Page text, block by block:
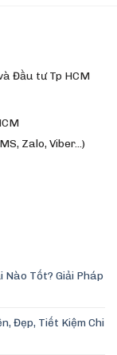
Đầu tư Tp HCM
Zalo, Viber…)
Nào Tốt? Giải Pháp
Đẹp, Tiết Kiệm Chi